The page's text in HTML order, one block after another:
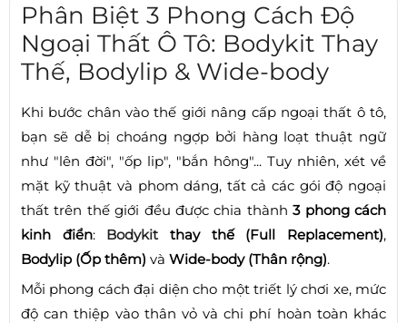
Phân Biệt 3 Phong Cách Độ
Ngoại Thất Ô Tô: Bodykit Thay
Thế, Bodylip & Wide-body
Khi bước chân vào thế giới nâng cấp ngoại thất ô tô,
bạn sẽ dễ bị choáng ngợp bởi hàng loạt thuật ngữ
như "lên đời", "ốp lip", "bắn hông"... Tuy nhiên, xét về
mặt kỹ thuật và phom dáng, tất cả các gói độ ngoại
thất trên thế giới đều được chia thành3 phong cách
kinh điển: Bodykitthay thế (Full Replacement),
Bodylip (Ốp thêm) và Wide-body (Thân rộng).
Mỗi phong cách đại diện cho một triết lý chơi xe, mức
độ can thiệp vào thân vỏ và chi phí hoàn toàn khác